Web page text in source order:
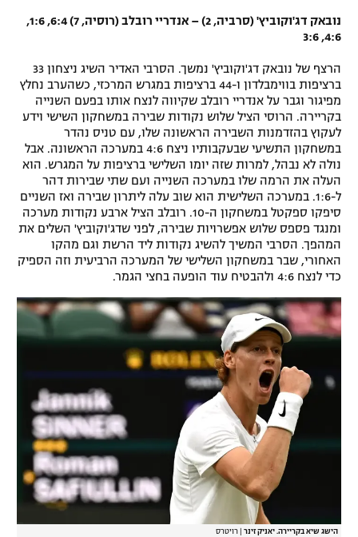
נובאק דג'וקוביץ' (סרביה, 2) – אנדריי רובלב (רוסיה, 7) 6:4, 1:6,
4:6, 3:6
הרצף של נובאק דג'וקוביץ' נמשך. הסרבי האדיר השיג ניצחון 33
ברציפות בווימבלדון ו-44 ברציפות במגרש המרכזי, כשהערב נחלץ
מפיגור וגבר על אנדריי רובלב שקיווה לנצח אותו בפעם השנייה
בקריירה. הרוסי הציל שלוש נקודות שבירה במשחקון השישי וידע
לעקוץ בהזדמנות השבירה הראשונה שלו, עם טניס נהדר
במשחקון התשיעי שבעקבותיו ניצח 4:6 במערכה הראשונה. אבל
נולה לא נבהל, למרות שזה יומו השלישי ברציפות על המגרש. הוא
העלה את הרמה שלו במערכה השנייה ועם שתי שבירות דהר
ל-1:6. במערכה השלישית הוא שוב עלה ליתרון שבירה ואז השניים
סיפקו ספקטל במשחקון ה-10. רובלב הציל ארבע נקודות מערכה
ומנגד פספס שלוש אפשרויות שבירה, לפני שדג'וקוביץ' השלים את
המהפך. הסרבי המשיך להשיג נקודות ליד הרשת וגם מהקו
האחורי, שבר במשחקון השלישי של המערכה הרביעית וזה הספיק
כדי לנצח 4:6 ולהבטיח עוד הופעה בחצי הגמר.
הישג שיא בקריירה. יאניק זינר רויטרס